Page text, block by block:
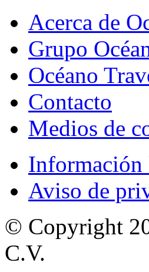
Acerca de
Grupo
Océano
Contacto
Medios de
Información
Aviso de
© Copyright
C.V.